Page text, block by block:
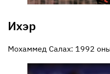
Ихэр
Мохаммед Салах: 1992